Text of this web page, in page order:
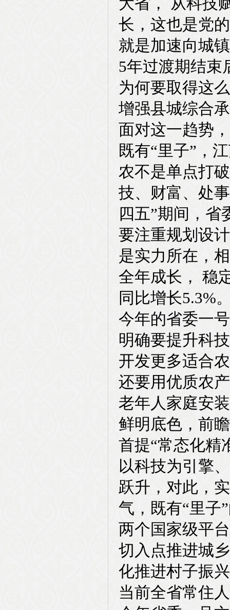
长，这也是党
就是加速向城
5年过渡期结束
为何要取得这
增强县城综合
面对这一趋势
既有“里子”，
农不是单点打
技、财富、处
四五”期间，
要注重规划设
是实力所在，
全年成长， 稳
同比增长5.3%
今年的省委一
明确要提升科
开发更多适合
还要用优质农
老年人家庭安
鲜明底色，前
首提“常态化精
以科技为引擎
跃升，对此，
气，既有“里子
两个国家级平
切入点推进城
化推进村子振
当前全省常住